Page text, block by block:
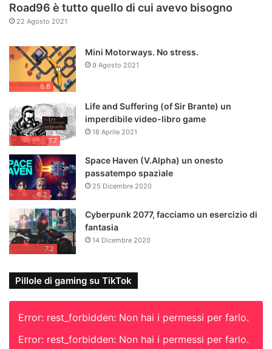
Road96 è tutto quello di cui avevo bisogno
22 Agosto 2021
6.6
Mini Motorways. No stress.
9 Agosto 2021
7.7
Life and Suffering (of Sir Brante) un
imperdibile video-libro game
18 Aprile 2021
6.2
Space Haven (V.Alpha) un onesto
passatempo spaziale
25 Dicembre 2020
7.2
Cyberpunk 2077, facciamo un esercizio di
fantasia
14 Dicembre 2020
Pillole di gaming su TikTok
Error: rest_forbidden: Non hai i permessi per farlo.
Error: rest_forbidden: Non hai i permessi per farlo.